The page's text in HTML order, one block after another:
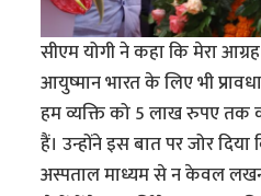
सीएम योगी ने कहा कि मेरा
आयुष्मान भारत के लिए भी
हम व्यक्ति को 5 लाख रुपए तक
हैं। उन्होंने इस बात पर जोर दिया
अस्पताल माध्यम से न केवल